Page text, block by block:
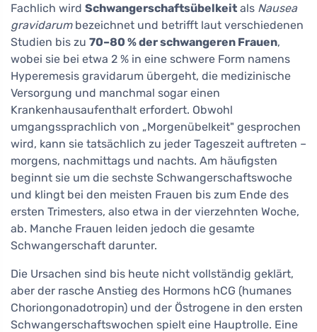
Fachlich wird Schwangerschaftsübelkeit als Nausea
gravidarumbezeichnet und betrifft laut verschiedenen
Studien bis zu 70–80 % der schwangeren Frauen,
wobei sie bei etwa 2 % in eine schwere Form namens
Hyperemesis gravidarum übergeht, die medizinische
Versorgung und manchmal sogar einen
Krankenhausaufenthalt erfordert. Obwohl
umgangssprachlich von „Morgenübelkeit" gesprochen
wird, kann sie tatsächlich zu jeder Tageszeit auftreten –
morgens, nachmittags und nachts. Am häufigsten
beginnt sie um die sechste Schwangerschaftswoche
und klingt bei den meisten Frauen bis zum Ende des
ersten Trimesters, also etwa in der vierzehnten Woche,
ab. Manche Frauen leiden jedoch die gesamte
Schwangerschaft darunter.
Die Ursachen sind bis heute nicht vollständig geklärt,
aber der rasche Anstieg des Hormons hCG (humanes
Choriongonadotropin) und der Östrogene in den ersten
Schwangerschaftswochen spielt eine Hauptrolle. Eine